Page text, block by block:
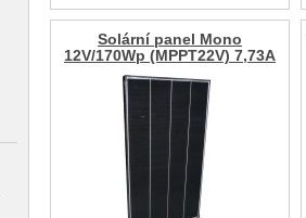
Solární panel Mono
12V/170Wp (MPPT22V) 7,73A